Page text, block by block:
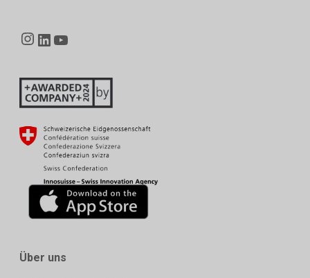
Instagram
LinkedIn
Über uns